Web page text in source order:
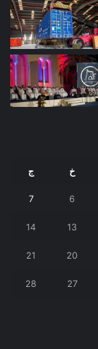
خ ج
6
7
13
14
20
21
27
28